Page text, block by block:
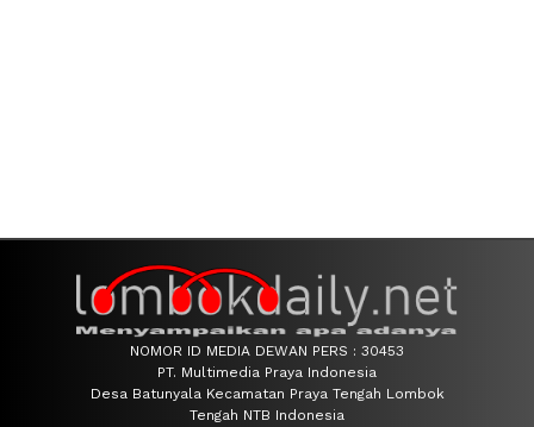
NOMOR ID MEDIA DEWAN PERS : 30453
PT. Multimedia Praya Indonesia
Desa Batunyala Kecamatan Praya Tengah Lombok
Tengah NTB Indonesia